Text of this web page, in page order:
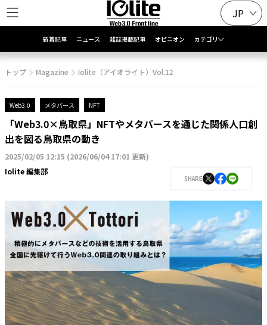
JP
新着記事 ニュース 雑誌掲載記事 オピニオン カテゴリ
トップ Magazine Iolite（アイオライト）Vol.12
Web3.0 メタバース NFT
「Web3.0×鳥取県」NFTやメタバースを通じた関係人口創
出を図る鳥取県の動き
2025/02/05 12:15 (2026/06/04 17:01 更新)
Iolite 編集部
SHARE